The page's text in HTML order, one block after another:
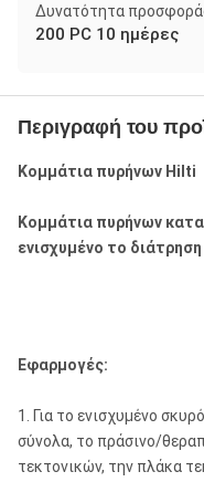
Δυνατότητα
200 PC 10 ημέρες
Περιγραφή του
Κομμάτια πυρήνων Hilti
Κομμάτια πυρήνων
ενισχυμένο το
Εφαρμογές:
1. Για το ενισχυμένο
σύνολα, το πράσινο/
τεκτονικών, την πλάκα